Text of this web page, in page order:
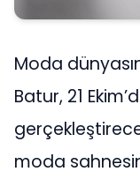
Moda
Batur, 21
moda